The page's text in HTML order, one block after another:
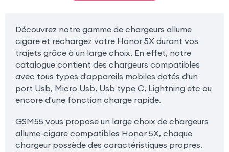
Découvrez notre gamme de chargeurs allume
cigare et rechargez votre Honor 5X durant vos
trajets grâce à un large choix. En effet, notre
catalogue contient des chargeurs compatibles
avec tous types d'appareils mobiles dotés d'un
port Usb, Micro Usb, Usb type C, Lightning etc ou
encore d'une fonction charge rapide.
GSM55 vous propose un large choix de chargeurs
allume-cigare compatibles Honor 5X, chaque
chargeur possède des caractéristiques propres.